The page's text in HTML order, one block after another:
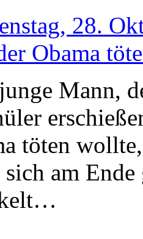
28.
Obama
Mann,
töten
am